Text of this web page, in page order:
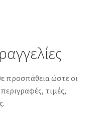
προσπάθεια ώστε οι
τιμές,